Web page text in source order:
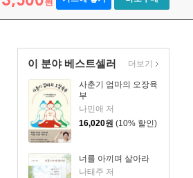
이 분야 베스트셀러
사춘기 엄마의 오장육
부
나민애 저
16,020원 (10% 할인)
너를 아끼며 살아라
나태주 저
더보기